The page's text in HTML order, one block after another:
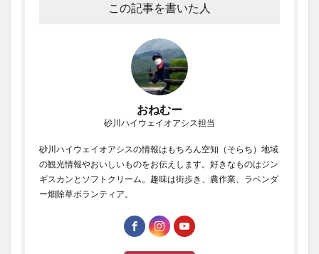
この記事を書いた人
おねむー
砂川ハイウェイオアシス担当
砂川ハイウェイオアシスの情報はもちろん空知（そらち）地域
の観光情報やおいしいものをお伝えします。好きなものはジン
ギスカンとソフトクリーム。趣味は街歩き、農作業、ラベンダ
ー畑除草ボランティア。